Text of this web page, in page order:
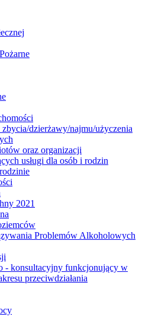
dzierżawy/najmu/użyczenia
oraz organizacji
usługi dla osób i rodzin
2021
Problemów Alkoholowych
- konsultacyjny funkcjonujący w
przeciwdziałania